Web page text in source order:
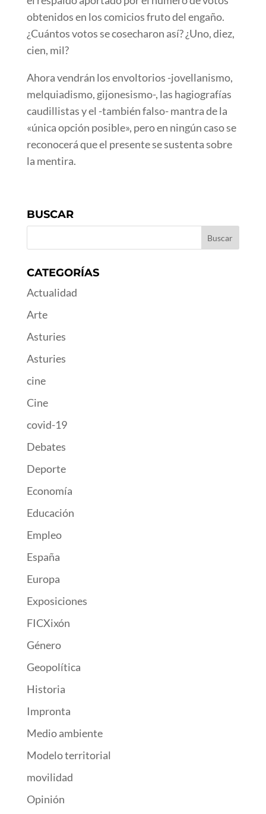
obtenidos en los comicios fruto del engaño.
¿Cuántos votos se cosecharon así? ¿Uno, diez,
cien, mil?
Ahora vendrán los envoltorios -jovellanismo,
melquiadismo, gijonesismo-, las hagiografías
caudillistas y el -también falso- mantra de la
«única opción posible», pero en ningún caso se
reconocerá que el presente se sustenta sobre
la mentira.
BUSCAR
CATEGORÍAS
Actualidad
Arte
Asturies
Asturies
cine
Cine
covid-19
Debates
Deporte
Economía
Educación
Empleo
España
Europa
Exposiciones
FICXixón
Género
Geopolítica
Historia
Impronta
Medio ambiente
Modelo territorial
movilidad
Opinión